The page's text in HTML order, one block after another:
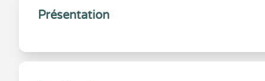
Présentation